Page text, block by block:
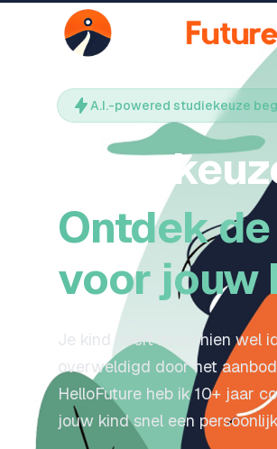
A.I.-powered studiekeuze
Geen
Ontdek
voor jouw
Je kind heeft misschien wel
overweldigd door het
HelloFuture heb ik 10+ jaar
jouw kind snel een